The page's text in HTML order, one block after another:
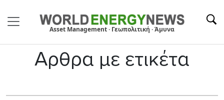
Asset Management · Γεωπολιτική · Άμυνα
Αρθρα με ετικέτα